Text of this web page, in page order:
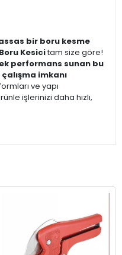
bir boru kesme
Kesicitam size göre!
performans sunan bu
imkanı
ve yapı
işlerinizi daha hızlı,